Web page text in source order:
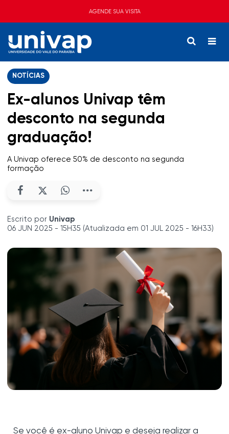
AGENDE SUA VISITA
NOTÍCIAS
Ex-alunos Univap têm
desconto na segunda
graduação!
A Univap oferece 50% de desconto na segunda
formação
Escrito por Univap
06 JUN 2025 - 15H35 (Atualizada em 01 JUL 2025 - 16H33)
Se você é ex-aluno Univap e deseja realizar a